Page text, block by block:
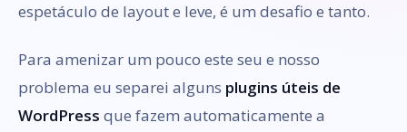
espetáculo de layout e leve, é um desafio e tanto.
Para amenizar um pouco este seu e nosso
problema eu separei alguns plugins úteis de
WordPress que fazem automaticamente a